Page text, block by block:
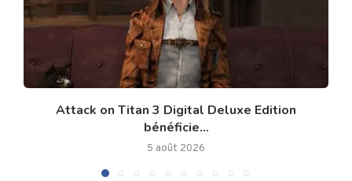
Attack on Titan 3 Digital Deluxe Edition
bénéficie...
5 août 2026